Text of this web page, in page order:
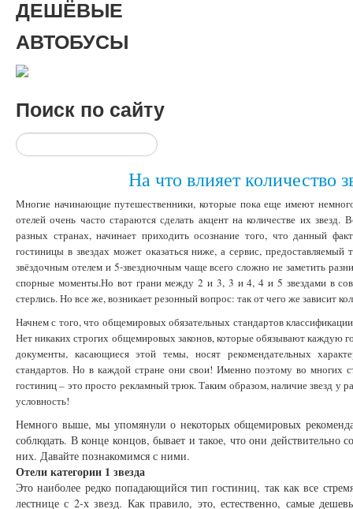
ДЕШЁВЫЕ
АВТОБУСЫ
Поиск по сайту
На что влияет количество
Многие начинающие путешественники, которые пока еще имеют
отелей очень часто стараются сделать акцент на количестве их
разных странах, начинает приходить осознание того, что данный
гостиницы в звездах может оказаться ниже, а сервис,
звёздочным отелем и 5-звездночным чаще всего сложно не заметить
спорные моменты.Но вот грани между 2 и 3, 3 и 4, 4 и 5 звездами в
стерлись. Но все же, возникает резонный вопрос: так от чего же зависит
Начнем с того, что общемировых обязательных стандартов
Нет никаких строгих общемировых законов, которые обязывают каждую
документы, касающиеся этой темы, носят рекомендательных
стандартов. Но в каждой стране они свои! Именно поэтому во многих
гостиниц – это просто рекламный трюк. Таким образом, наличие звезд у
условность!
Немного выше, мы упомянули о некоторых общемировых
соблюдать. В конце концов, бывает и такое, что они действительно
них. Давайте познакомимся с ними.
Отели категории 1 звезда
Это наиболее редко попадающийся тип гостиниц, так как все
лестнице с 2-х звезд. Как правило, это, естественно, самые